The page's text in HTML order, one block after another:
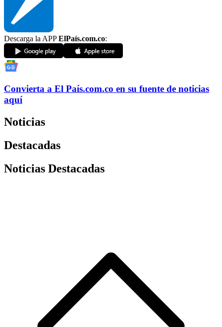
Descarga la APPElPaís.com.co:
Convierta a El País.com.co en su fuente de noticias
aquí
Noticias
Destacadas
Noticias Destacadas